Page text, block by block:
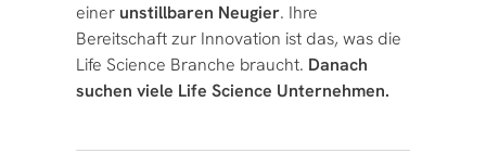
einer unstillbaren Neugier. Ihre
Bereitschaft zur Innovation ist das, was die
Life Science Branche braucht. Danach
suchen viele Life Science Unternehmen.